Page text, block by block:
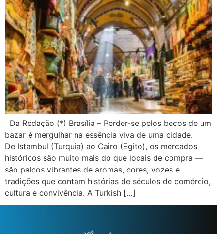
Da Redação (*) Brasília – Perder-se pelos becos de um
bazar é mergulhar na essência viva de uma cidade.
De Istambul (Turquia) ao Cairo (Egito), os mercados
históricos são muito mais do que locais de compra —
são palcos vibrantes de aromas, cores, vozes e
tradições que contam histórias de séculos de comércio,
cultura e convivência. A Turkish […]